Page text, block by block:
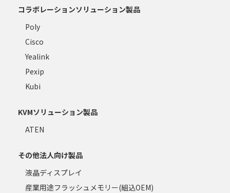
コラボレーションソリューション製品
Poly
Cisco
Yealink
Pexip
Kubi
KVMソリューション製品
ATEN
その他法人向け製品
液晶ディスプレイ
産業用途フラッシュメモリー(組込OEM)